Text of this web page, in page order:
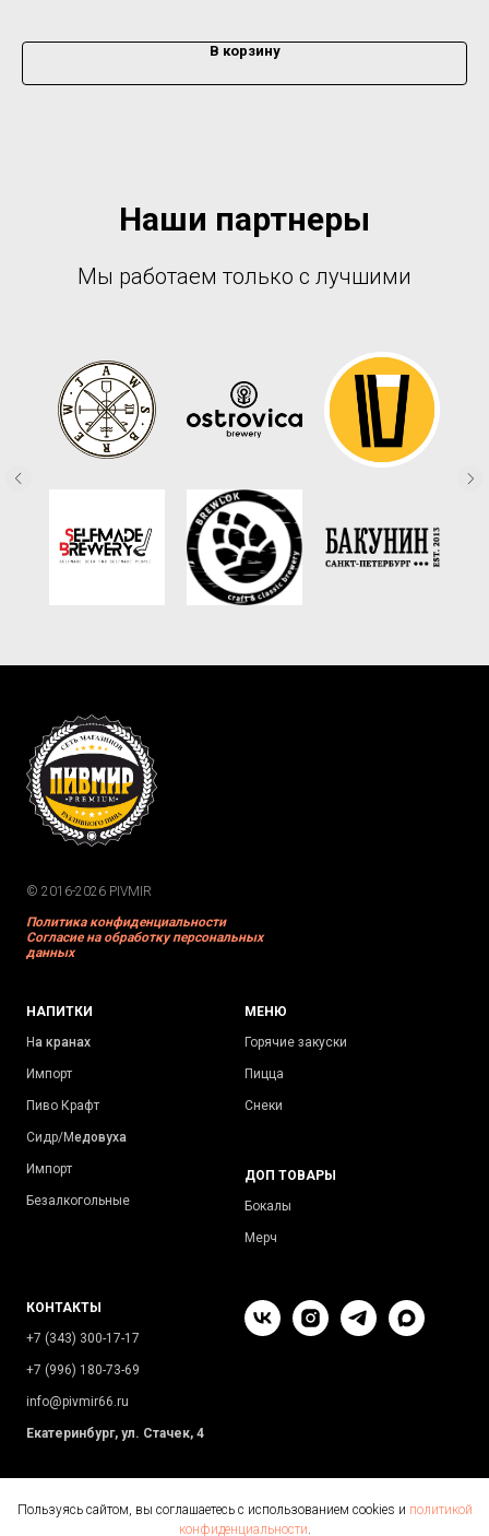
В корзину
Наши партнеры
Мы работаем только с лучшими
© 2016-2026 PIVMIR
Политика конфиденциальности
Согласие на обработку персональных
данных
НАПИТКИ
На кранах
Импорт
Пиво Крафт
Сидр/Медовуха
Импорт
Безалкогольные
МЕНЮ
Горячие закуски
Пицца
Снеки
ДОП ТОВАРЫ
Бокалы
Мерч
КОНТАКТЫ
+7 (343) 300-17-17
+7 (996) 180-73-69
info@pivmir66.ru
Екатеринбург, ул. Стачек, 4
Пользуясь сайтом, вы соглашаетесь с использованием cookies и политикой
конфиденциальности.